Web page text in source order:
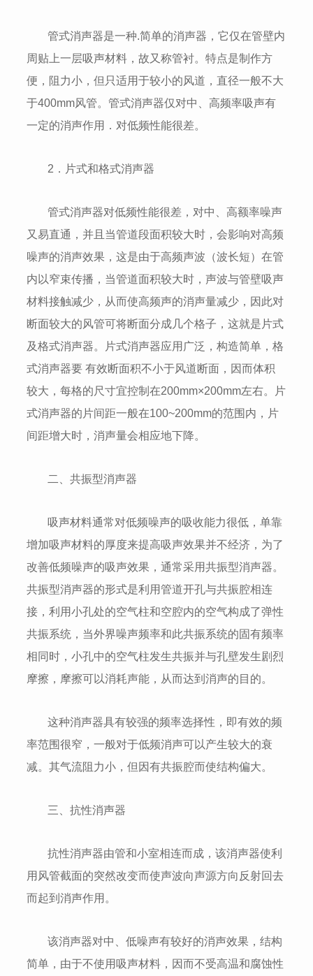
管式消声器是一种.简单的消声器，它仅在管壁内
周贴上一层吸声材料，故又称管衬。特点是制作方
便，阻力小，但只适用于较小的风道，直径一般不大
于400mm风管。管式消声器仅对中、高频率吸声有
一定的消声作用．对低频性能很差。
2．片式和格式消声器
管式消声器对低频性能很差，对中、高额率噪声
又易直通，并且当管道段面积较大时，会影响对高频
噪声的消声效果，这是由于高频声波（波长短）在管
内以窄束传播，当管道面积较大时，声波与管壁吸声
材料接触减少，从而使高频声的消声量减少，因此对
断面较大的风管可将断面分成几个格子，这就是片式
及格式消声器。片式消声器应用广泛，构造简单，格
式消声器要 有效断面积不小于风道断面，因而体积
较大，每格的尺寸宜控制在200mm×200mm左右。片
式消声器的片间距一般在100~200mm的范围内，片
间距增大时，消声量会相应地下降。
二、共振型消声器
吸声材料通常对低频噪声的吸收能力很低，单靠
增加吸声材料的厚度来提高吸声效果并不经济，为了
改善低频噪声的吸声效果，通常采用共振型消声器。
共振型消声器的形式是利用管道开孔与共振腔相连
接，利用小孔处的空气柱和空腔内的空气构成了弹性
共振系统，当外界噪声频率和此共振系统的固有频率
相同时，小孔中的空气柱发生共振并与孔壁发生剧烈
摩擦，摩擦可以消耗声能，从而达到消声的目的。
这种消声器具有较强的频率选择性，即有效的频
率范围很窄，一般对于低频消声可以产生较大的衰
减。其气流阻力小，但因有共振腔而使结构偏大。
三、抗性消声器
抗性消声器由管和小室相连而成，该消声器使利
用风管截面的突然改变而使声波向声源方向反射回去
而起到消声作用。
该消声器对中、低噪声有较好的消声效果，结构
简单，由于不使用吸声材料，因而不受高温和腐蚀性